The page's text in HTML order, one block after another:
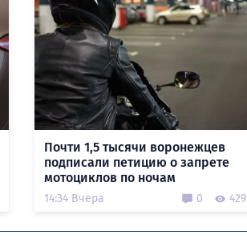
Почти 1,5 тысячи воронежцев
подписали петицию о запрете
мотоциклов по ночам
14:34 Вчера 0 429